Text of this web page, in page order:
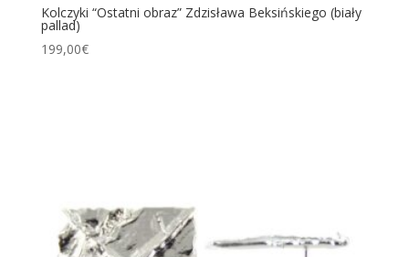
Kolczyki “Ostatni obraz” Zdzisława Beksińskiego (biały
pallad)
199,00€